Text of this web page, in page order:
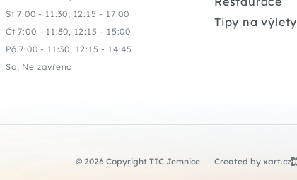
St 7:00 - 11:30, 12:15 - 17:00
Čt 7:00 - 11:30, 12:15 - 15:00
Pá 7:00 - 11:30, 12:15 - 14:45
So, Ne zavřeno
Tipy na výlety
© 2026 Copyright TIC Jemnice Created by xart.cz